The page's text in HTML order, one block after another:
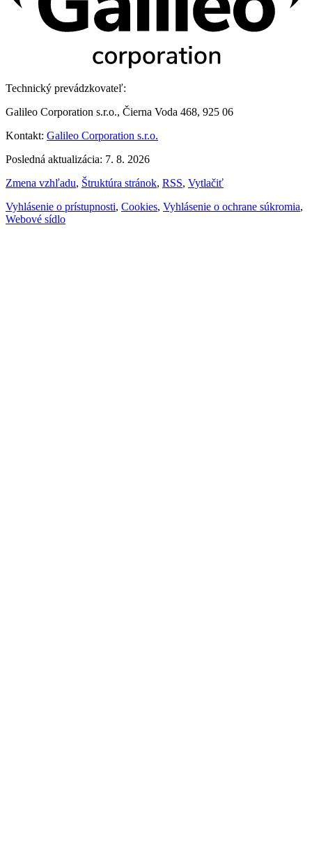
Technický prevádzkovateľ:
Galileo Corporation s.r.o., Čierna Voda 468, 925 06
Kontakt: Galileo Corporation s.r.o.
Posledná aktualizácia: 7. 8. 2026
Zmena vzhľadu, Štruktúra stránok, RSS, Vytlačiť
Vyhlásenie o prístupnosti, Cookies, Vyhlásenie o ochrane súkromia,
Webové sídlo